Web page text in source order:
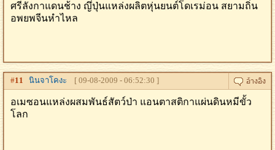
ศรีลังกาแดนช้าง ญึ่ปุ่นแหล่งผลิตหุ่นยนต์โดเรม่อน สยามถิ่น
อพยพจีนหำไหล
#11 นินจาโคงะ [ 09-08-2009 - 06:52:30 ]
อเมซอนแหล่งผสมพันธ์สัตว์ป่า แอนตาสติกาแผ่นดินหมีขั้ว
โลก